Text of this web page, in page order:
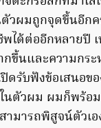
ตัวผมถูกจุดขึ้นอีก
พได้ต่ออีกหลายปี
ขึ้นและความกร
ดรับฟังข้อเสนอข
ในตัวผม ผมก็พร้อ
ามารถพิสูจน์ตัวเ